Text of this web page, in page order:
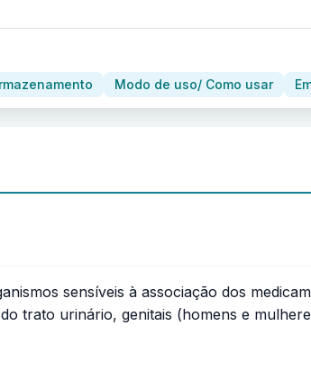
Modo de uso/ Como usar
sensíveis à associação dos
trato urinário, genitais (homens e